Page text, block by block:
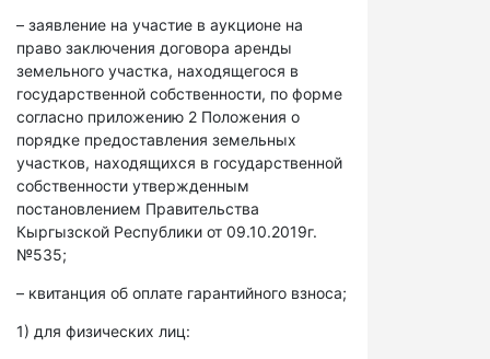
– заявление на участие в аукционе на
право заключения договора аренды
земельного участка, находящегося в
государственной собственности, по форме
согласно приложению 2 Положения о
порядке предоставления земельных
участков, находящихся в государственной
собственности утвержденным
постановлением Правительства
Кыргызской Республики от 09.10.2019г.
№535;
– квитанция об оплате гарантийного взноса;
1) для физических лиц: